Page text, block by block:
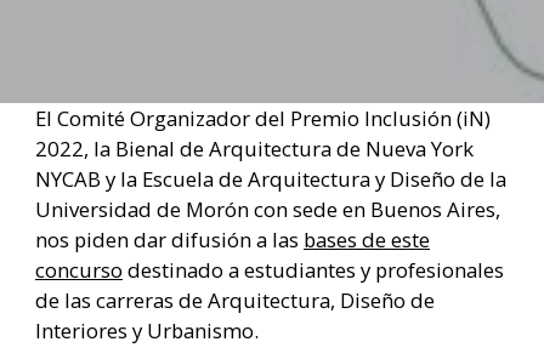
El Comité Organizador del Premio Inclusión (iN)
2022, la Bienal de Arquitectura de Nueva York
NYCAB y la Escuela de Arquitectura y Diseño de la
Universidad de Morón con sede en Buenos Aires,
nos piden dar difusión a las bases de este
concurso destinado a estudiantes y profesionales
de las carreras de Arquitectura, Diseño de
Interiores y Urbanismo.